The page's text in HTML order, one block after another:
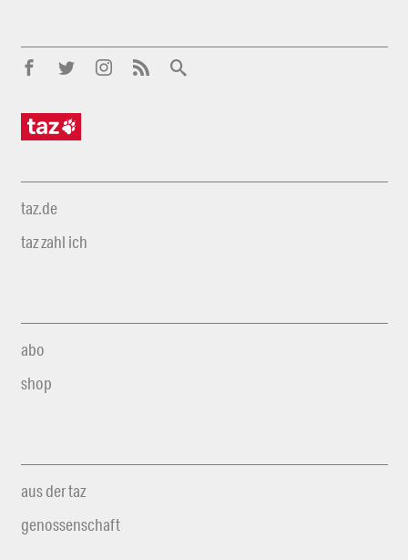
taz.de
taz zahl ich
abo
shop
aus der taz
genossenschaft